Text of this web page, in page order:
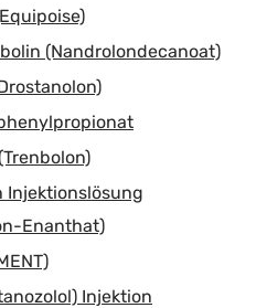
(Nandrolondecanoat)
Injektionslösung
Enanthat)
Injektion